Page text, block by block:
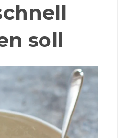
soll